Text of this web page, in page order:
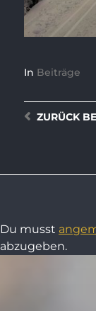
In Beiträge
ZURÜCK
Du musst
abzugeben.